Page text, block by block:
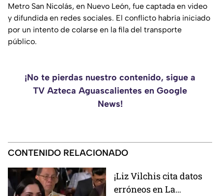
Metro San Nicolás, en Nuevo León, fue captada en video
y difundida en redes sociales. El conflicto habría iniciado
por un intento de colarse en la fila del transporte
público.
¡No te pierdas nuestro contenido, sigue a
TV Azteca Aguascalientes en Google
News!
CONTENIDO RELACIONADO
¡Liz Vilchis cita datos
erróneos en La